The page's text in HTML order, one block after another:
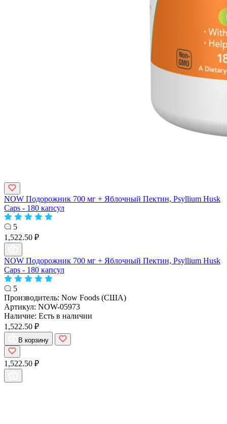
NOW Подорожник 700 мг + Яблочный Пектин, Psyllium Husk
Caps - 180 капсул
5
1,522.50 ₽
NOW Подорожник 700 мг + Яблочный Пектин, Psyllium Husk
Caps - 180 капсул
5
Производитель: Now Foods (США)
Артикул: NOW-05973
Наличие: Есть в наличии
1,522.50 ₽
В корзину
1,522.50 ₽